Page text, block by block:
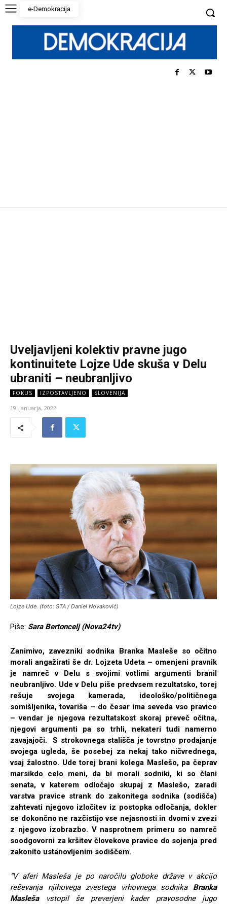
e-Demokracija
Uveljavljeni kolektiv pravne jugo
kontinuitete Lojze Ude skuša v Delu
ubraniti – neubranljivo
FOKUS IZPOSTAVLJENO SLOVENIJA
19. januarja, 2022
Lojze Ude. (foto: STA / Daniel Novaković)
Piše: Sara Bertoncelj (Nova24tv)
Zanimivo, zavezniki sodnika Branka Masleše so očitno
morali angažirati še dr. Lojzeta Udeta – omenjeni pravnik
je namreč v Delu s svojimi votlimi argumenti branil
neubranljivo. Ude v Delu piše predvsem rezultatsko, torej
rešuje svojega kamerada, ideološko/političnega
somišljenika, tovariša – do česar ima seveda vso pravico
– vendar je njegova rezultatskost skoraj preveč očitna,
njegovi argumenti pa so trhli, nekateri tudi namerno
zavajajoči. S strokovnega stališča je tovrstno prodajanje
svojega ugleda, še posebej za nekaj tako ničvrednega,
vsaj žalostno. Ude torej brani kolega Maslešo, pa čeprav
marsikdo celo meni, da bi morali sodniki, ki so člani
senata, v katerem odločajo skupaj z Maslešo, zaradi
varstva pravice strank do zakonitega sodnika (sodišča)
zahtevati njegovo izločitev iz postopka odločanja, dokler
se dokončno ne razčistijo vse nejasnosti in dvomi v zvezi
z njegovo izobrazbo. V nasprotnem primeru so namreč
soodgovorni za kršitev človekove pravice do sojenja pred
zakonito ustanovljenim sodiščem.
“V aferi Masleša je po naročilu globoke države v akcijo
reševanja njihovega zvestega vrhovnega sodnika Branka
Maslešavstopil še preverjeni kader pravosodne jugo